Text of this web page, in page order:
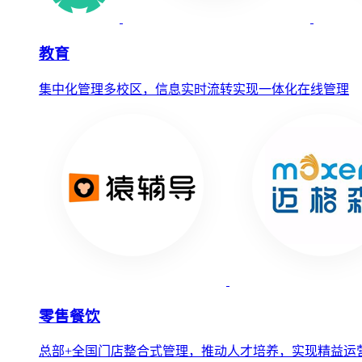
教育
集中化管理多校区，信息实时流转实现一体化在线管理
零售餐饮
总部+全国门店整合式管理，推动人才培养，实现精益运